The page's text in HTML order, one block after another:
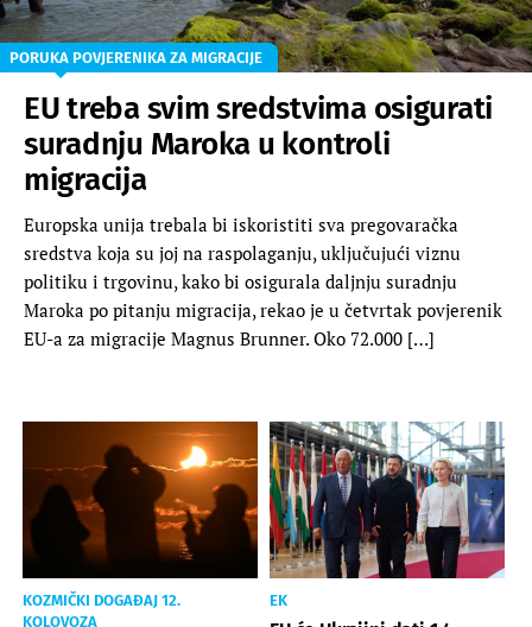
PORUKA POVJERENIKA ZA MIGRACIJE
EU treba svim sredstvima osigurati
suradnju Maroka u kontroli
migracija
Europska unija trebala bi iskoristiti sva pregovaračka
sredstva ⁠koja su joj na raspolaganju, uključujući viznu
politiku i trgovinu, kako bi osigurala daljnju suradnju
Maroka po pitanju migracija, rekao je u četvrtak povjerenik
EU-a za migracije Magnus Brunner. Oko 72.000 […]
KOZMIČKI DOGAĐAJ 12.
KOLOVOZA
EK